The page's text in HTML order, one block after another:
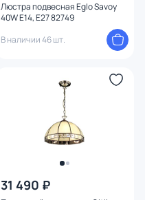
Люстра подвесная Eglo Savoy
40W E14, E27 82749
В наличии 46 шт.
31 490 ₽